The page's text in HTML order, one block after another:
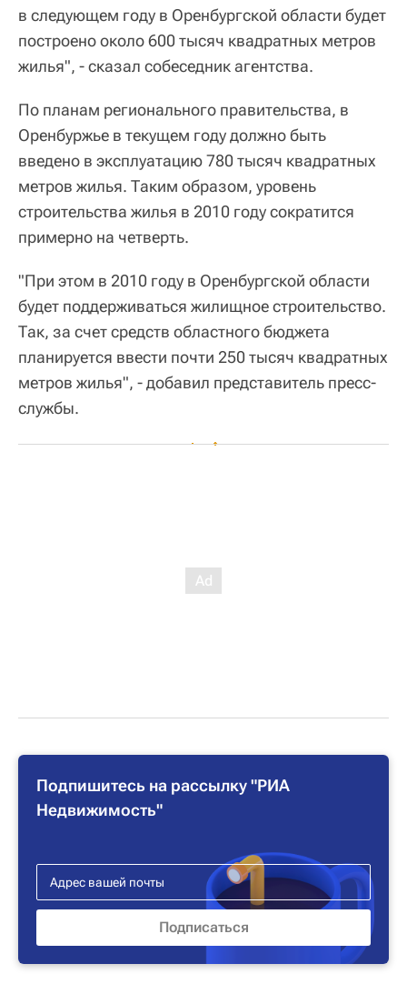
в следующем году в Оренбургской области будет
построено около 600 тысяч квадратных метров
жилья", - сказал собеседник агентства.
По планам регионального правительства, в
Оренбуржье в текущем году должно быть
введено в эксплуатацию 780 тысяч квадратных
метров жилья. Таким образом, уровень
строительства жилья в 2010 году сократится
примерно на четверть.
"При этом в 2010 году в Оренбургской области
будет поддерживаться жилищное строительство.
Так, за счет средств областного бюджета
планируется ввести почти 250 тысяч квадратных
метров жилья", - добавил представитель пресс-
службы.
Подпишитесь на рассылку "РИА
Недвижимость"